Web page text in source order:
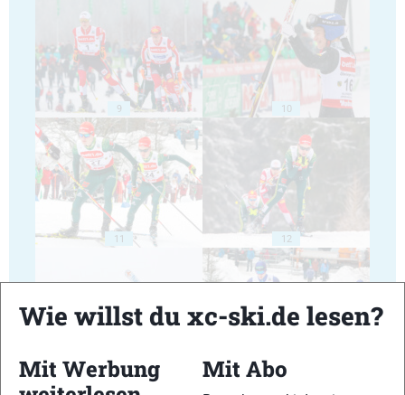
9 10
11 12
13 14
Wie willst du xc-ski.de lesen?
Mit Werbung
Mit Abo